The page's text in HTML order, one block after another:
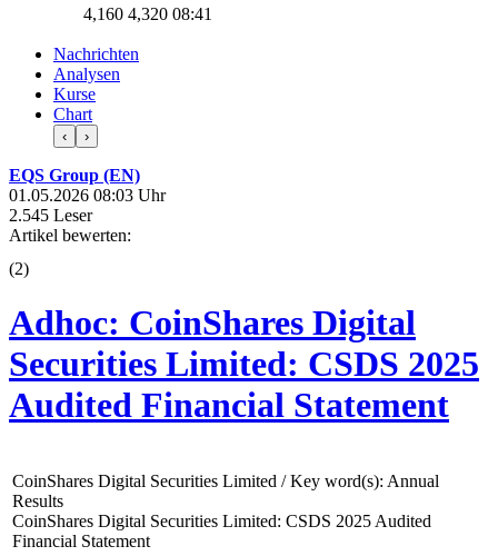
4,160 4,320 08:41
Nachrichten
Analysen
Kurse
Chart
‹ ›
EQS Group (EN)
01.05.2026 08:03 Uhr
2.545 Leser
Artikel bewerten:
(2)
Adhoc: CoinShares Digital
Securities Limited: CSDS 2025
Audited Financial Statement
CoinShares Digital Securities Limited / Key word(s): Annual
Results
CoinShares Digital Securities Limited: CSDS 2025 Audited
Financial Statement